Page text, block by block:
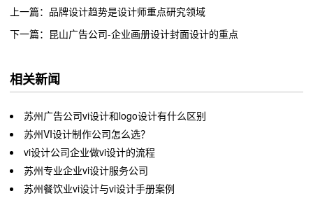
上一篇：品牌设计趋势是设计师重点研究领域
下一篇：昆山广告公司-企业画册设计封面设计的重点
相关新闻
苏州广告公司vi设计和logo设计有什么区别
苏州VI设计制作公司怎么选？
vi设计公司企业做vi设计的流程
苏州专业企业vi设计服务公司
苏州餐饮业vi设计与vi设计手册案例